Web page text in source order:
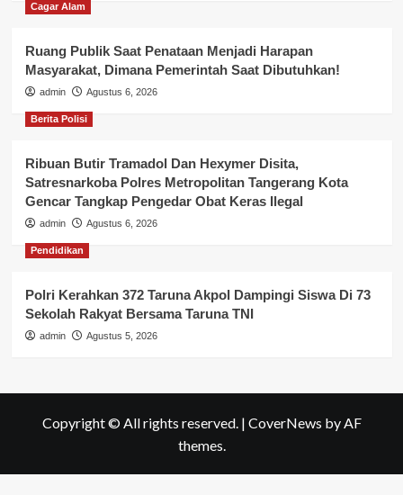
Cagar Alam
Ruang Publik Saat Penataan Menjadi Harapan
Masyarakat, Dimana Pemerintah Saat Dibutuhkan!
admin Agustus 6, 2026
Berita Polisi
Ribuan Butir Tramadol Dan Hexymer Disita,
Satresnarkoba Polres Metropolitan Tangerang Kota
Gencar Tangkap Pengedar Obat Keras Ilegal
admin Agustus 6, 2026
Pendidikan
Polri Kerahkan 372 Taruna Akpol Dampingi Siswa Di 73
Sekolah Rakyat Bersama Taruna TNI
admin Agustus 5, 2026
Copyright © All rights reserved. | CoverNews by AF
themes.